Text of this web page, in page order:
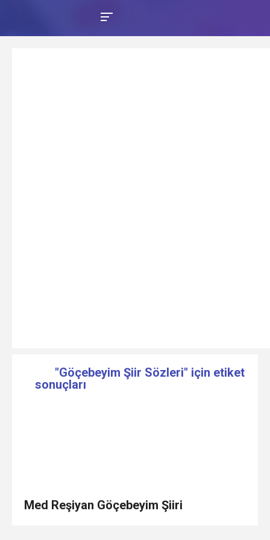
"Göçebeyim Şiir Sözleri" için etiket
sonuçları
Med Reşiyan Göçebeyim Şiiri